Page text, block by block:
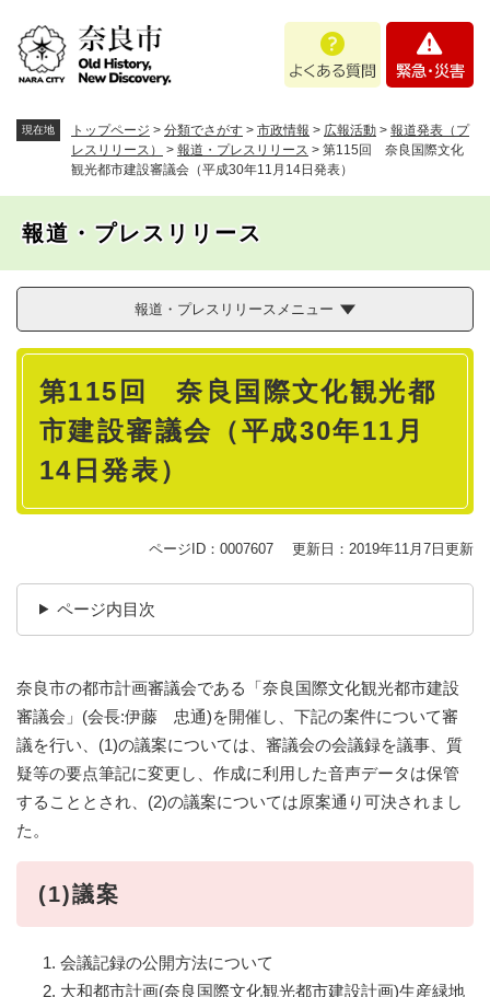
。
あ
問
・
現在地 トップページ > 分類でさがす > 市政情報 > 広報活動 > 報道発表（プ
レスリリース）
> 報道・プレスリリース > 第115回 奈良国際文化
観光都市建設審議会（平成30年11月14日発表）
報道・プレスリリース
報道・プレスリリースメニュー
本
第115回 奈良国際文化観光都
市建設審議会（平成30年11月
14日発表）
ページID：0007607 更新日：2019年11月7日更新
ページ内目次
奈良市の都市計画審議会である「奈良国際文化観光都市建設
審議会」(会長:伊藤 忠通)を開催し、下記の案件について審
議を行い、(1)の議案については、審議会の会議録を議事、質
疑等の要点筆記に変更し、作成に利用した音声データは保管
することとされ、(2)の議案については原案通り可決されまし
た。
(1)議案
会議記録の公開方法について
大和都市計画(奈良国際文化観光都市建設計画)生産緑地